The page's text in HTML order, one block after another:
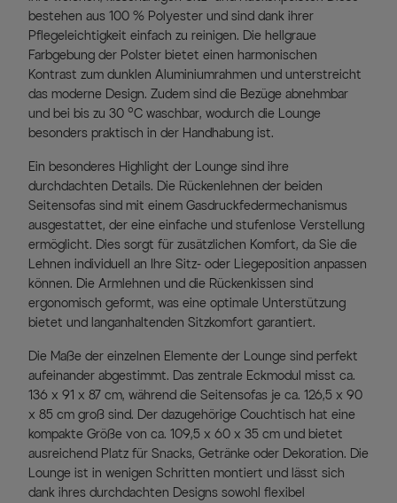
bestehen aus 100 % Polyester und sind dank ihrer
Pflegeleichtigkeit einfach zu reinigen. Die hellgraue
Farbgebung der Polster bietet einen harmonischen
Kontrast zum dunklen Aluminiumrahmen und unterstreicht
das moderne Design. Zudem sind die Bezüge abnehmbar
und bei bis zu 30 °C waschbar, wodurch die Lounge
besonders praktisch in der Handhabung ist.
Ein besonderes Highlight der Lounge sind ihre
durchdachten Details. Die Rückenlehnen der beiden
Seitensofas sind mit einem Gasdruckfedermechanismus
ausgestattet, der eine einfache und stufenlose Verstellung
ermöglicht. Dies sorgt für zusätzlichen Komfort, da Sie die
Lehnen individuell an Ihre Sitz- oder Liegeposition anpassen
können. Die Armlehnen und die Rückenkissen sind
ergonomisch geformt, was eine optimale Unterstützung
bietet und langanhaltenden Sitzkomfort garantiert.
Die Maße der einzelnen Elemente der Lounge sind perfekt
aufeinander abgestimmt. Das zentrale Eckmodul misst ca.
136 x 91 x 87 cm, während die Seitensofas je ca. 126,5 x 90
x 85 cm groß sind. Der dazugehörige Couchtisch hat eine
kompakte Größe von ca. 109,5 x 60 x 35 cm und bietet
ausreichend Platz für Snacks, Getränke oder Dekoration. Die
Lounge ist in wenigen Schritten montiert und lässt sich
dank ihres durchdachten Designs sowohl flexibel